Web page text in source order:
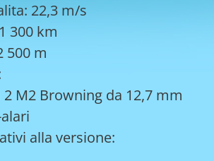
22,3 m/s
300 km
500 m
M2 Browning da 12,7 mm
alla versione: